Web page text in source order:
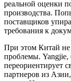
реальной оценки
производства.
поставщиков
требования к
При этом Китай не
проблемы. Yangjie,
переориентирует
партнеров из